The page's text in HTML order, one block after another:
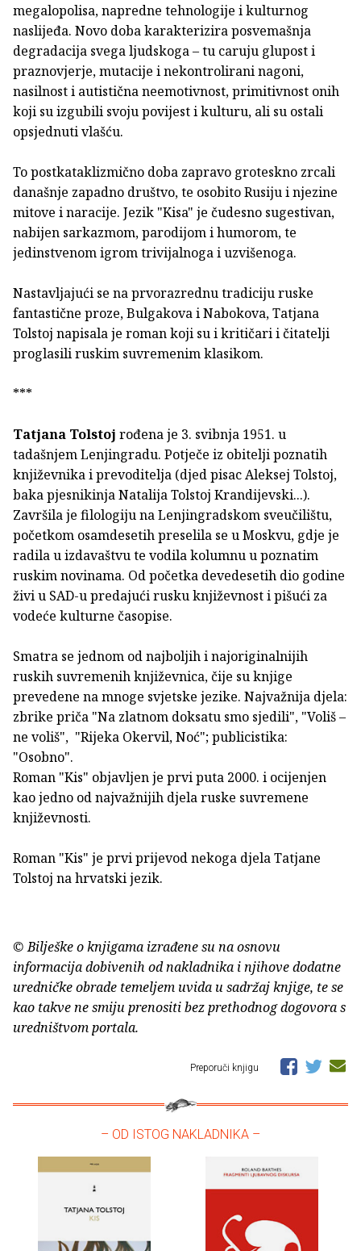
megalopolisa, napredne tehnologije i kulturnog
naslijeđa. Novo doba karakterizira posvemašnja
degradacija svega ljudskoga – tu caruju glupost i
praznovjerje, mutacije i nekontrolirani nagoni,
nasilnost i autistična neemotivnost, primitivnost onih
koji su izgubili svoju povijest i kulturu, ali su ostali
opsjednuti vlašću.
To postkataklizmično doba zapravo groteskno zrcali
današnje zapadno društvo, te osobito Rusiju i njezine
mitove i naracije. Jezik "Kisa" je čudesno sugestivan,
nabijen sarkazmom, parodijom i humorom, te
jedinstvenom igrom trivijalnoga i uzvišenoga.
Nastavljajući se na prvorazrednu tradiciju ruske
fantastične proze, Bulgakova i Nabokova, Tatjana
Tolstoj napisala je roman koji su i kritičari i čitatelji
proglasili ruskim suvremenim klasikom.
***
Tatjana Tolstoj rođena je 3. svibnja 1951. u
tadašnjem Lenjingradu. Potječe iz obitelji poznatih
književnika i prevoditelja (djed pisac Aleksej Tolstoj,
baka pjesnikinja Natalija Tolstoj Krandijevski...).
Završila je filologiju na Lenjingradskom sveučilištu,
početkom osamdesetih preselila se u Moskvu, gdje je
radila u izdavaštvu te vodila kolumnu u poznatim
ruskim novinama. Od početka devedesetih dio godine
živi u SAD-u predajući rusku književnost i pišući za
vodeće kulturne časopise.
Smatra se jednom od najboljih i najoriginalnijih
ruskih suvremenih književnica, čije su knjige
prevedene na mnoge svjetske jezike. Najvažnija djela:
zbrike priča "Na zlatnom doksatu smo sjedili", "Voliš –
ne voliš", "Rijeka Okervil, Noć"; publicistika:
"Osobno".
Roman "Kis" objavljen je prvi puta 2000. i ocijenjen
kao jedno od najvažnijih djela ruske suvremene
književnosti.
Roman "Kis" je prvi prijevod nekoga djela Tatjane
Tolstoj na hrvatski jezik.
© Bilješke o knjigama izrađene su na osnovu
informacija dobivenih od nakladnika i njihove dodatne
uredničke obrade temeljem uvida u sadržaj knjige, te se
kao takve ne smiju prenositi bez prethodnog dogovora s
uredništvom portala.
Preporuči knjigu
– OD ISTOG NAKLADNIKA –